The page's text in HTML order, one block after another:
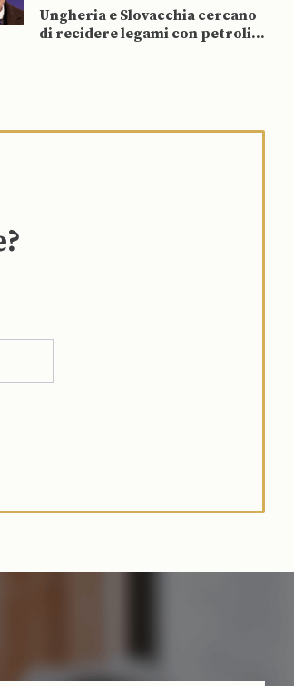
Ungheria e Slovacchia cercano
di recidere legami con petrolio